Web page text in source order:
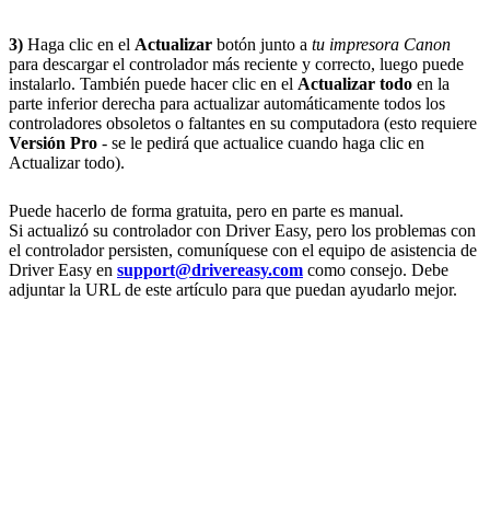
3) Haga clic en el Actualizar botón junto a tu impresora Canon
para descargar el controlador más reciente y correcto, luego puede
instalarlo. También puede hacer clic en el Actualizar todo en la
parte inferior derecha para actualizar automáticamente todos los
controladores obsoletos o faltantes en su computadora (esto requiere
Versión Pro - se le pedirá que actualice cuando haga clic en
Actualizar todo).
Puede hacerlo de forma gratuita, pero en parte es manual.
Si actualizó su controlador con Driver Easy, pero los problemas con
el controlador persisten, comuníquese con el equipo de asistencia de
Driver Easy en support@drivereasy.com como consejo. Debe
adjuntar la URL de este artículo para que puedan ayudarlo mejor.